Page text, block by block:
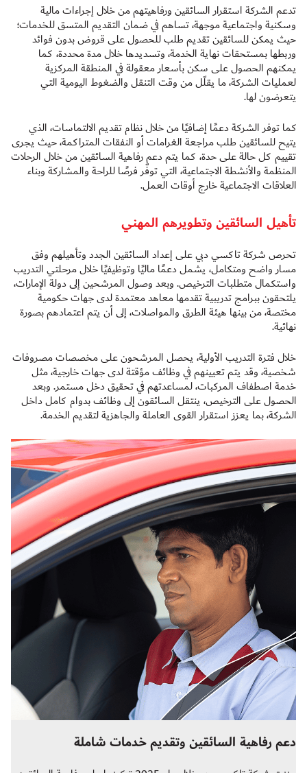
تدعم الشركة استقرار السائقين ورفاهيتهم من خلال إجراءات مالية
وسكنية واجتماعية موجهة، تساهم في ضمان التقديم المتسق للخدمات؛
حيث يمكن للسائقين تقديم طلب للحصول على قروض بدون فوائد
وربطها بمستحقات نهاية الخدمة، وتسديدها خلال مدة محددة، كما
يمكنهم الحصول على سكن بأسعار معقولة في المنطقة المركزية
لعمليات الشركة، ما يقلّل من وقت التنقل والضغوط اليومية التي
يتعرضون لها.
كما توفر الشركة دعمًا إضافيًا من خلال نظام تقديم الالتماسات، الذي
يتيح للسائقين طلب مراجعة الغرامات أو النفقات المتراكمة، حيث يجرى
تقييم كل حالة على حدة، كما يتم دعم رفاهية السائقين من خلال الرحلات
المنظمة والأنشطة الاجتماعية، التي توفّر فرصًا للراحة والمشاركة وبناء
العلاقات الاجتماعية خارج أوقات العمل.
تأهيل السائقين وتطويرهم المهني
تحرص شركة تاكسي دبي على إعداد السائقين الجدد وتأهيلهم وفق
مسار واضح ومتكامل، يشمل دعمًا ماليًا وتوظيفيًا خلال مرحلتي التدريب
واستكمال متطلبات الترخيص. وبعد وصول المرشحين إلى دولة الإمارات،
يلتحقون ببرامج تدريبية تقدمها معاهد معتمدة لدى جهات حكومية
مختصة، من بينها هيئة الطرق والمواصلات، إلى أن يتم اعتمادهم بصورة
نهائية.
خلال فترة التدريب الأولية، يحصل المرشحون على مخصصات مصروفات
شخصية، وقد يتم تعيينهم في وظائف مؤقتة لدى جهات خارجية، مثل
خدمة اصطفاف المركبات، لمساعدتهم في تحقيق دخل مستمر. وبعد
الحصول على الترخيص، ينتقل السائقون إلى وظائف بدوام كامل داخل
الشركة، بما يعزز استقرار القوى العاملة والجاهزية لتقديم الخدمة.
دعم رفاهية السائقين وتقديم خدمات شاملة